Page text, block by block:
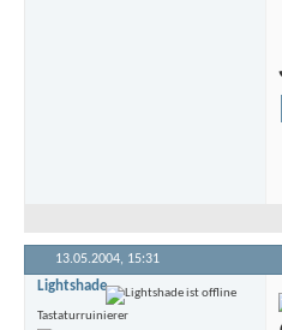
13.05.2004, 15:31
Lightshade
Tastaturruinierer